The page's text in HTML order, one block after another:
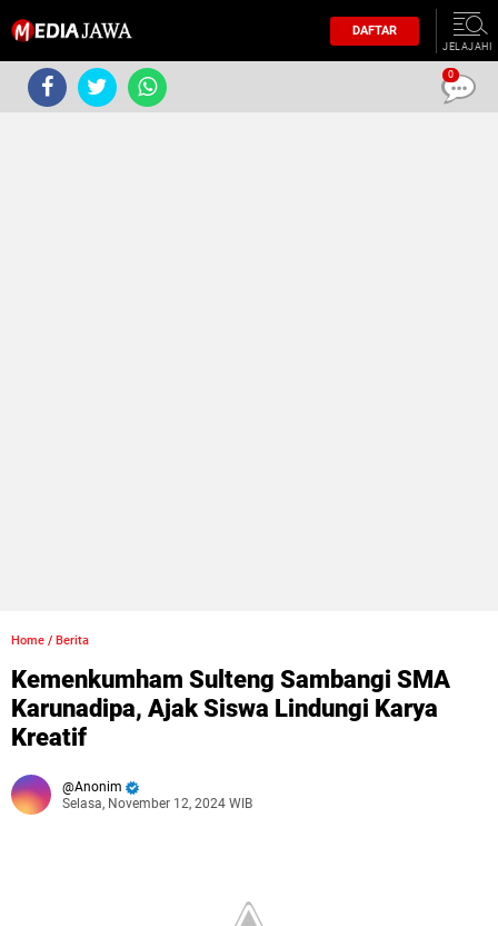
DAFTAR
JELAJAHI
Home / Berita
Kemenkumham Sulteng Sambangi SMA
Karunadipa, Ajak Siswa Lindungi Karya
Kreatif
Anonim
Selasa, November 12, 2024 WIB
0